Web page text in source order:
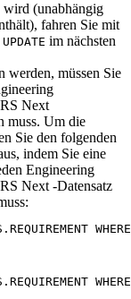
wird (unabhängig
fahren Sie mit
UPDATE im nächsten
werden, müssen Sie
Next
muss. Um die
Sie den folgenden
indem Sie eine
Engineering
Next -Datensatz